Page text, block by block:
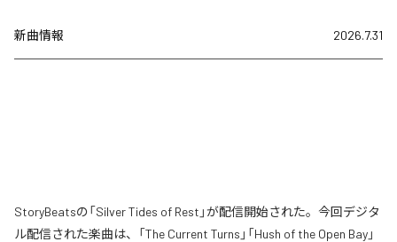
新曲情報 2026.7.31
StoryBeatsの「Silver Tides of Rest」が配信開始された。今回デジタ
ル配信された楽曲は、「The Current Turns」「Hush of the Open Bay」